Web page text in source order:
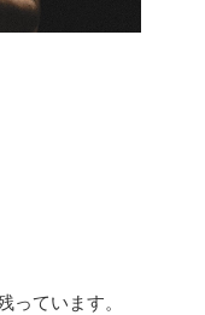
っています。